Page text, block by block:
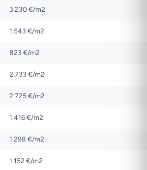
3.230 €/m2
1.543 €/m2
823 €/m2
2.733 €/m2
2.725 €/m2
1.416 €/m2
1.298 €/m2
1.152 €/m2